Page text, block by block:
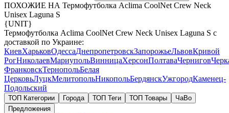
ПОХОЖИЕ НА Термофутболка Aclima CoolNet Crew Neck
Unisex Laguna S
{UNIT}
Термофутболка Aclima CoolNet Crew Neck Unisex Laguna S с
доставкой по Украине:
КиевХарьковОдессаДнепропетровскЗапорожьеЛьвовКривой
РогНиколаевМариупольВинницаХерсонПолтаваЧернигов
ФранковскТернопольБелая
ЦерковьЛуцкМелитопольНикопольБердянскУжгородКаменец-
Подольский
ТОП Категории Города ТОП Теги ТОП Товары
ЧаВо
Предложения